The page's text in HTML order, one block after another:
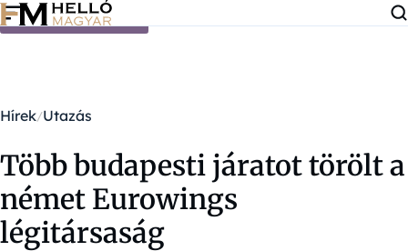
Ugrás a tartalomra
Hírek Utazás
Több budapesti járatot törölt a
német Eurowings
légitársaság